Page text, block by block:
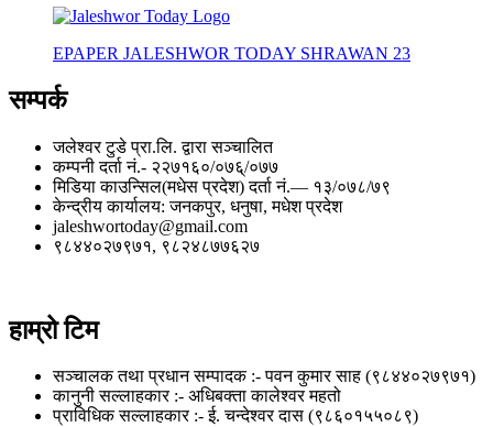
EPAPER JALESHWOR TODAY SHRAWAN 23
सम्पर्क
जलेश्वर टुडे प्रा.लि. द्वारा सञ्चालित
कम्पनी दर्ता नं.- २२७१६०/०७६्/०७७
मिडिया काउन्सिल(मधेस प्रदेश) दर्ता नं.— १३/०७८/७९
केन्द्रीय कार्यालय: जनकपुर, धनुषा, मधेश प्रदेश
jaleshwortoday@gmail.com
९८४४०२७९७१, ९८२४८७७६२७
हाम्रो टिम
सञ्चालक तथा प्रधान सम्पादक :- पवन कुमार साह (९८४४०२७९७१)
कानुनी सल्लाहकार :- अधिबक्ता कालेश्वर महतो
प्राविधिक सल्लाहकार :- ई. चन्देश्वर दास (९८६०१५५०८९)